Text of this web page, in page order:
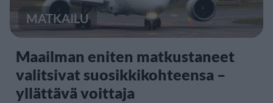
MATKAILU
Maailman eniten matkustaneet
valitsivat suosikkikohteensa –
yllättävä voittaja